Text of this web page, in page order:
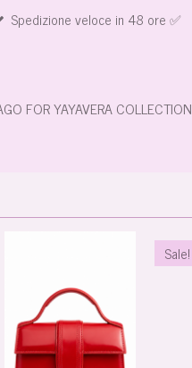
Spedizione veloce in 48 ore ✅
FOR YAYAVERA COLLECTION
Sale!